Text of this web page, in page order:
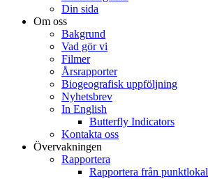
Din sida
Om oss
Bakgrund
Vad gör vi
Filmer
Årsrapporter
Biogeografisk uppföljning
Nyhetsbrev
In English
Butterfly Indicators
Kontakta oss
Övervakningen
Rapportera
Rapportera från punktlokal